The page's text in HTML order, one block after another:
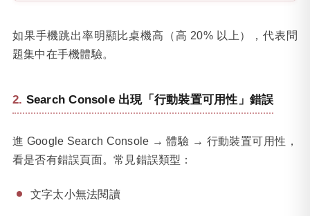
如果手機跳出率明顯比桌機高（高 20% 以上），代表問
題集中在手機體驗。
Search Console 出現「行動裝置可用性」錯誤
進 Google Search Console → 體驗 → 行動裝置可用性，
看是否有錯誤頁面。常見錯誤類型：
文字太小無法閱讀